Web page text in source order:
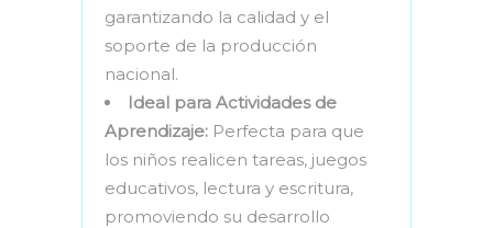
garantizando la calidad y el
soporte de la producción
nacional.
Ideal para Actividades de
Aprendizaje: Perfecta para que
los niños realicen tareas, juegos
educativos, lectura y escritura,
promoviendo su desarrollo